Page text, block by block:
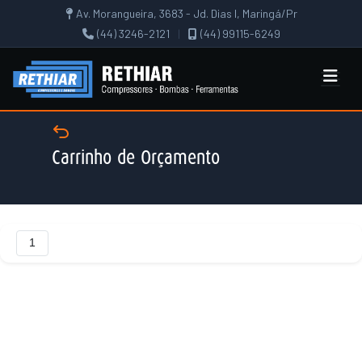
Av. Morangueira, 3683 - Jd. Dias I, Maringá/Pr
(44) 3246-2121
| (44) 99115-6249
Carrinho de Orçamento